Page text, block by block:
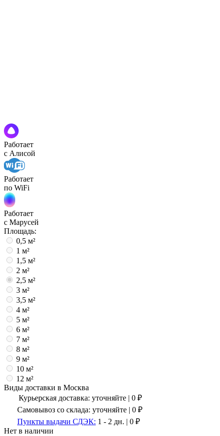
Работает
с Алисой
Работает
по WiFi
Работает
с Марусей
Площадь:
0,5 м²
1 м²
1,5 м²
2 м²
2,5 м²
3 м²
3,5 м²
4 м²
5 м²
6 м²
7 м²
8 м²
9 м²
10 м²
12 м²
Виды доставки в Москва
Курьерская доставка: уточняйте | 0 ₽
Самовывоз со склада: уточняйте | 0 ₽
Пункты выдачи СДЭК: 1 - 2 дн. | 0 ₽
Нет в наличии